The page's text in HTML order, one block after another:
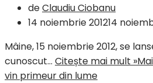
deClaudiu Ciobanu
14 noiembrie 201214
Mâine, 15 noiembrie 2012, se
cunoscut… Citește mai mult »
vin primeur din lume